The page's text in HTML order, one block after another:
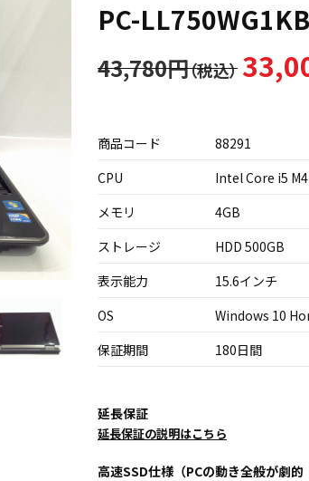
PC-LL750WG1KB
43,780円
商品コード
88291
CPU
Intel Core i5
メモリ
4GB
ストレージ
HDD 500GB
表示能力
15.6インチ
OS
Windows 10
保証期間
180日間
延長保証
延長保証の説明はこちら
高速SSD仕様（PCの動き全般が劇的